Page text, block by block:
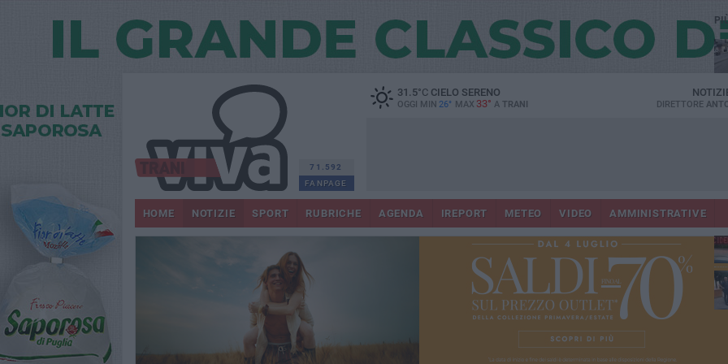
71.592
FANPAGE
31.5°CCIELO SERENO
OGGI MIN 26° MAX 33° A TRANI DIRETTORE
HOME NOTIZIE SPORT RUBRICHE AGENDA IREPORT METEO VIDEO AMMINISTRATIVE